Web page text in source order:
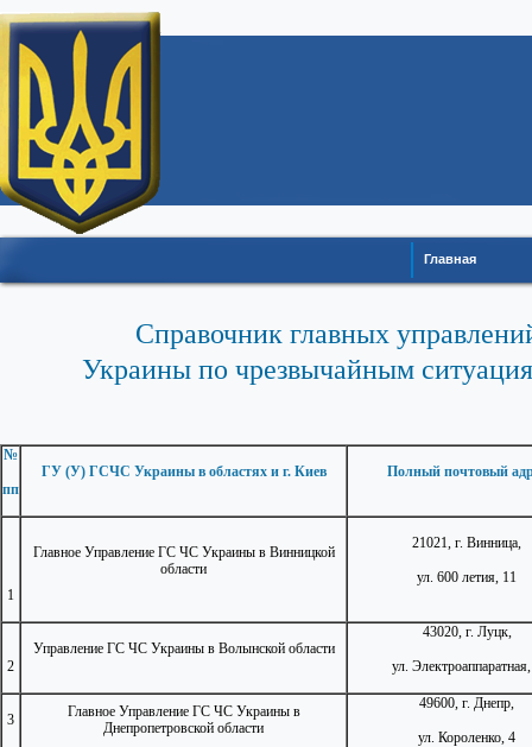
Главная
Справочник главных
Украины по чрезвычайным
№
пп
ГУ (У) ГСЧС Украины в областях и г. Киев Полный почтовый
1
Главное Управление ГС ЧС Украины в Винницкой
области
21021, г. Винница,
ул. 600 летия, 11
2
Управление ГС ЧС Украины в Волынской области
43020, г. Луцк,
ул.
3
Главное Управление ГС ЧС Украины в
Днепропетровской области
49600, г. Днепр,
ул. Короленко, 4